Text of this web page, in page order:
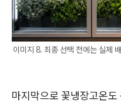
이미지 8. 최종 선택 전에는 실제
마지막으로 꽃냉장고온